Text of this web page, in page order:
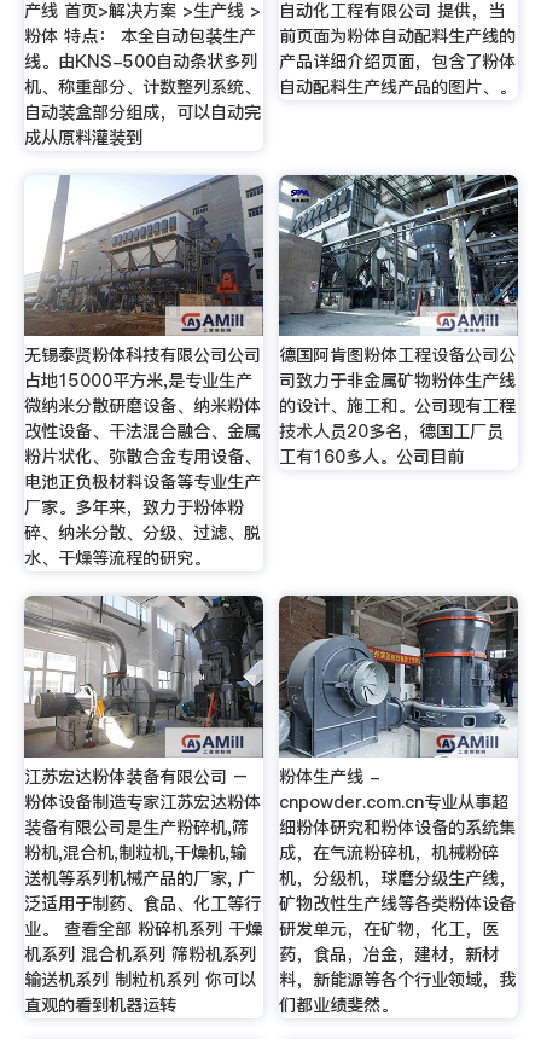
产线 首页>解决方案 >生产线 >
粉体 特点： 本全自动包装生产
线。由KNS-500自动条状多列
机、称重部分、计数整列系统、
自动装盒部分组成，可以自动完
成从原料灌装到
自动化工程有限公司 提供，当
前页面为粉体自动配料生产线的
产品详细介绍页面，包含了粉体
自动配料生产线产品的图片、。
无锡泰贤粉体科技有限公司公司
占地15000平方米,是专业生产
微纳米分散研磨设备、纳米粉体
改性设备、干法混合融合、金属
粉片状化、弥散合金专用设备、
电池正负极材料设备等专业生产
厂家。多年来，致力于粉体粉
碎、纳米分散、分级、过滤、脱
水、干燥等流程的研究。
德国阿肯图粉体工程设备公司公
司致力于非金属矿物粉体生产线
的设计、施工和。公司现有工程
技术人员20多名，德国工厂员
工有160多人。公司目前
江苏宏达粉体装备有限公司 –
粉体设备制造专家江苏宏达粉体
装备有限公司是生产粉碎机,筛
粉机,混合机,制粒机,干燥机,输
送机等系列机械产品的厂家, 广
泛适用于制药、食品、化工等行
业。 查看全部 粉碎机系列 干燥
机系列 混合机系列 筛粉机系列
输送机系列 制粒机系列 你可以
直观的看到机器运转
粉体生产线 -
cnpowder.com.cn专业从事超
细粉体研究和粉体设备的系统集
成，在气流粉碎机，机械粉碎
机，分级机，球磨分级生产线，
矿物改性生产线等各类粉体设备
研发单元，在矿物，化工，医
药，食品，冶金，建材，新材
料，新能源等各个行业领域，我
们都业绩斐然。